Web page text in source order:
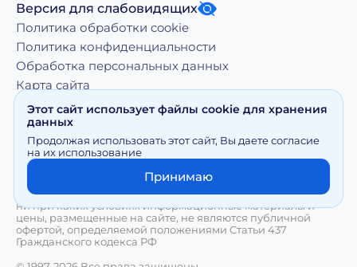
Версия для слабовидящих
Политика обработки cookie
Политика конфиденциальности
Обработка персональных данных
Карта сайта
использование материалов, размещенных на moy-
doktor.org возможно только с письменного разрешения
Правообладателя
Сайт носит исключительно информационный характер и
ни при каких условиях информационные материалы и
цены, размещенные на сайте, не являются публичной
офертой, определяемой положениями Статьи 437
Гражданского кодекса РФ
Этот сайт использует файлы cookie для хранения
данных
Продолжая использовать этот сайт, Вы даете согласие
на их использование
Принимаю